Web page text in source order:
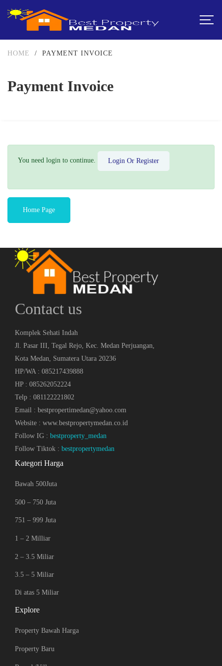
Payment Invoice
HOME / PAYMENT INVOICE
You need login to continue. Login Or Register
Home Page
Contact us
Komplek Sehati Indah
Jl. Pasar III, Tegal Rejo, Kec. Medan Perjuangan,
Kota Medan, Sumatera Utara 20236
HP/WA : 085217439888
HP : 085262052224
Telp : 081122221802
Email : bestpropertimedan@yahoo.com
Website : www.bestpropertymedan.co.id
Follow IG : bestproperty_medan
Follow Tiktok : bestpropertymedan
Kategori Harga
Bawah 500Juta
500 – 750 Juta
751 – 999 Juta
1 – 2 Milliar
2 – 3.5 Miliar
3.5 – 5 Miliar
Di atas 5 Miliar
Explore
Property Bawah Harga
Property Baru